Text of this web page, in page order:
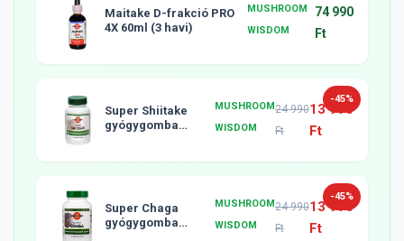
Maitake D-frakció PRO
4X 60ml (3 havi)
MUSHROOM
WISDOM
74 990
Ft
-45%
Super Shiitake
gyógygomba
MUSHROOM
WISDOM
24 990
Ft
13 990
Ft
-45%
Super Chaga
gyógygomba
MUSHROOM
WISDOM
24 990
Ft
13 990
Ft